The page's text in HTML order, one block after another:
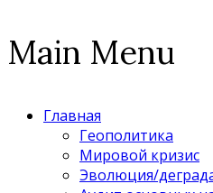
Main Menu
Главная
Геополитика
Мировой кризис
Эволюция/